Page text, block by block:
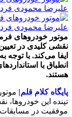
نقشی کلیدی در
ایفا می‌کند. با توجه
هستند.
پایگاه کلام قلم|
تپنده این
موفقیت در مسابقات